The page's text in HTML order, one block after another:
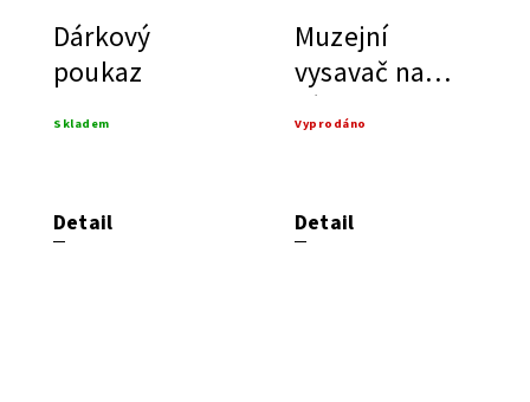
Dárkový
poukaz
Skladem
Detail
Muzejní
vysavač na
záda
Vyprodáno
Detail